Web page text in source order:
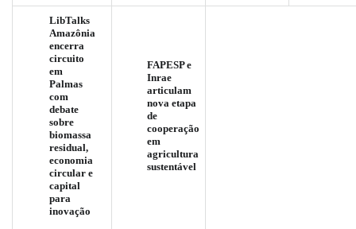
LibTalks
Amazônia
encerra
circuito
em
Palmas
com
debate
sobre
biomassa
residual,
economia
circular e
capital
para
inovação
FAPESP e
Inrae
articulam
nova etapa
de
cooperação
em
agricultura
sustentável